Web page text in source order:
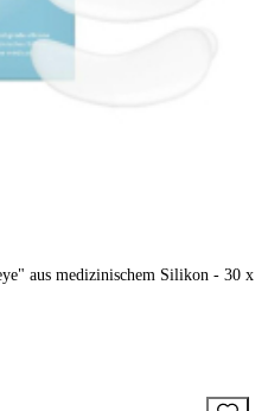
aus medizinischem Silikon - 30 x